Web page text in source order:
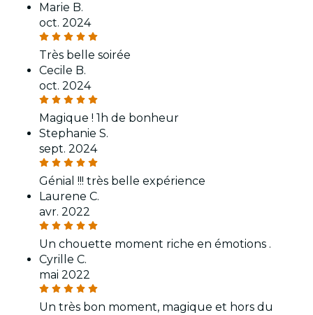
Marie B.
oct. 2024
Très belle soirée
Cecile B.
oct. 2024
Magique ! 1h de bonheur
Stephanie S.
sept. 2024
Génial !!! très belle expérience
Laurene C.
avr. 2022
Un chouette moment riche en émotions .
Cyrille C.
mai 2022
Un très bon moment, magique et hors du